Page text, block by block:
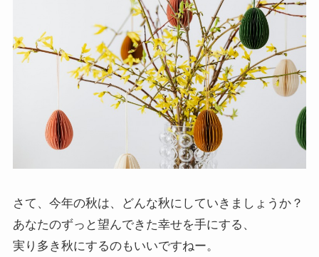
さて、今年の秋は、どんな秋にしていきましょうか？
あなたのずっと望んできた幸せを手にする、
実り多き秋にするのもいいですねー。